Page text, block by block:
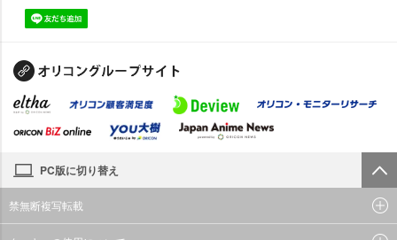
PC版に切り替え
禁無断複写転載